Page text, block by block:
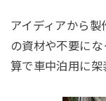
アイディアから製
の資材や不要に
算で車中泊用に架